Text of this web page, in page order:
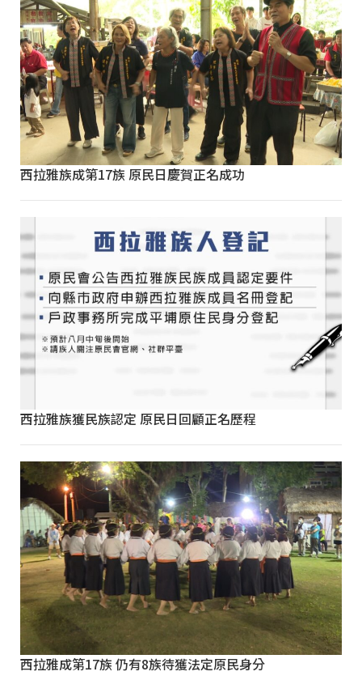
西拉雅族成第17族 原民日慶賀正名成功
西拉雅族獲民族認定 原民日回顧正名歷程
西拉雅成第17族 仍有8族待獲法定原民身分